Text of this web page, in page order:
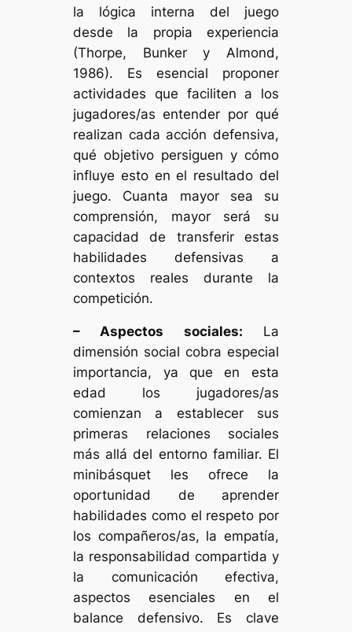
la lógica interna del juego
desde la propia experiencia
(Thorpe, Bunker y Almond,
1986). Es esencial proponer
actividades que faciliten a los
jugadores/as entender por qué
realizan cada acción defensiva,
qué objetivo persiguen y cómo
influye esto en el resultado del
juego. Cuanta mayor sea su
comprensión, mayor será su
capacidad de transferir estas
habilidades defensivas a
contextos reales durante la
competición.
– Aspectos sociales: La
dimensión social cobra especial
importancia, ya que en esta
edad los jugadores/as
comienzan a establecer sus
primeras relaciones sociales
más allá del entorno familiar. El
minibásquet les ofrece la
oportunidad de aprender
habilidades como el respeto por
los compañeros/as, la empatía,
la responsabilidad compartida y
la comunicación efectiva,
aspectos esenciales en el
balance defensivo. Es clave